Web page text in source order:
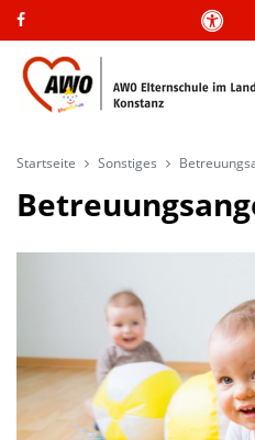
Startseite Sonstiges